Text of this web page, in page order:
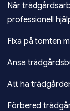
När
professionell
Fixa på tomten
Ansa
Att ha
Förbered